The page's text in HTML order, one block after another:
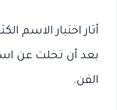
أثار اختيار الاسم
بعد أن تخلت عن
الفن.